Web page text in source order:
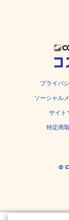
プライバ
ソーシャル
サイト
特定商
©